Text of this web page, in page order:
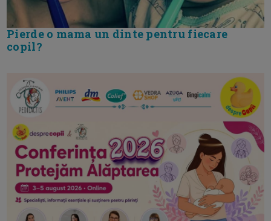
Pierde o mama un dinte pentru fiecare
copil?